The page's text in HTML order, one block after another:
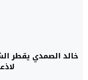
خالد الصمدي يقطر